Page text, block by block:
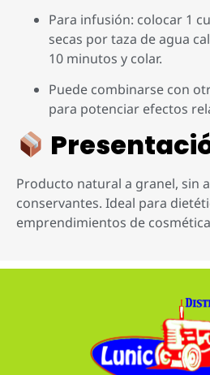
Para infusión: colocar 1
secas por taza de agua
10 minutos y colar.
Puede combinarse con
para potenciar efectos
Producto natural a granel, sin
conservantes. Ideal para
emprendimientos de